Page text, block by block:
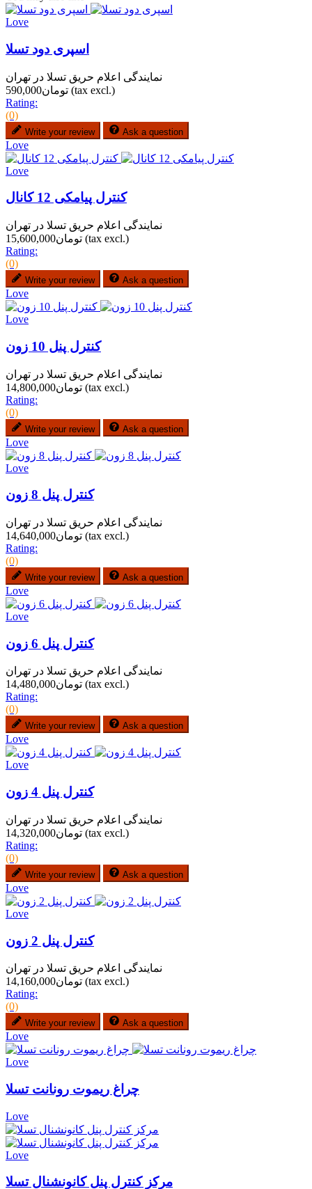
Love
اسپری دود تسلا
نمایندگی اعلام حریق تسلا در تهران
تومان590,000 (tax excl.)
Rating:
(0)
Write your review Ask a question
Love
Love
کنترل پیامکی 12 کانال
نمایندگی اعلام حریق تسلا در تهران
تومان15,600,000 (tax excl.)
Rating:
(0)
Write your review Ask a question
Love
Love
کنترل پنل 10 زون
نمایندگی اعلام حریق تسلا در تهران
تومان14,800,000 (tax excl.)
Rating:
(0)
Write your review Ask a question
Love
Love
کنترل پنل 8 زون
نمایندگی اعلام حریق تسلا در تهران
تومان14,640,000 (tax excl.)
Rating:
(0)
Write your review Ask a question
Love
Love
کنترل پنل 6 زون
نمایندگی اعلام حریق تسلا در تهران
تومان14,480,000 (tax excl.)
Rating:
(0)
Write your review Ask a question
Love
Love
کنترل پنل 4 زون
نمایندگی اعلام حریق تسلا در تهران
تومان14,320,000 (tax excl.)
Rating:
(0)
Write your review Ask a question
Love
Love
کنترل پنل 2 زون
نمایندگی اعلام حریق تسلا در تهران
تومان14,160,000 (tax excl.)
Rating:
(0)
Write your review Ask a question
Love
Love
چراغ ریموت رونانت تسلا
Love
Love
مرکز کنترل پنل کانونشنال تسلا